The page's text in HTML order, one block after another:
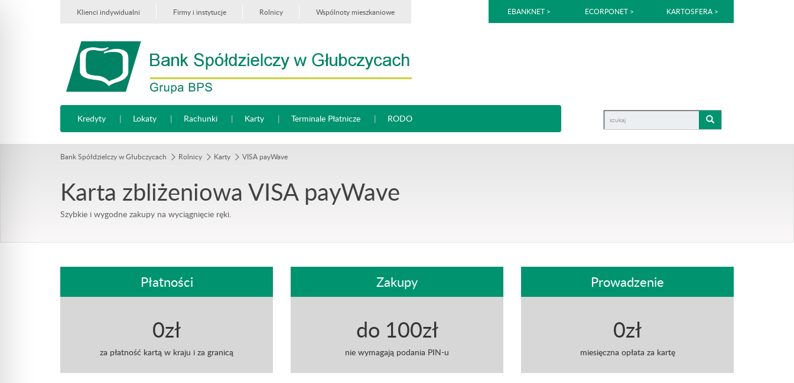
Klienci indywidualni Firmy i instytucje Rolnicy Wspólnoty mieszkaniowe KARTOSFERA >
ECORPONET >
EBANKNET >
Kredyty Lokaty Rachunki Karty Terminale Płatnicze RODO
Bank Spółdzielczy w Głubczycach Rolnicy Karty VISA payWave
Karta zbliżeniowa VISA payWave
Szybkie i wygodne zakupy na wyciągnięcie ręki.
Płatności
0zł
za płatność kartą w kraju i za granicą
Zakupy
do 100zł
nie wymagają podania PIN-u
Prowadzenie
0zł
miesięczna opłata za kartę